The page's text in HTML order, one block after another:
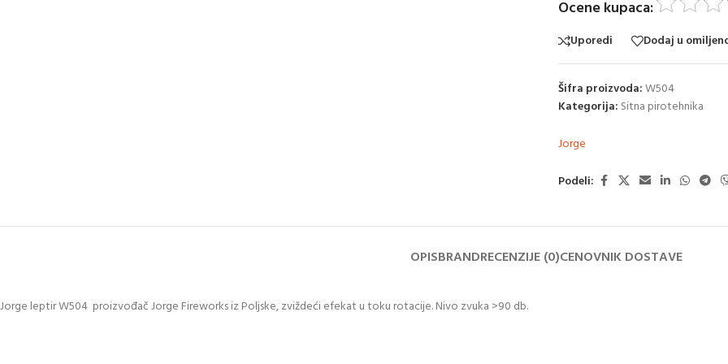
Ocene kupaca:
Uporedi Dodaj u
Šifra proizvoda:W504
Kategorija: Sitna pirotehnika
Jorge
Podeli:
OPISBRANDRECENZIJE (0)CENOVNIK DOSTAVE
Jorge leptir W504 proizvođač Jorge Fireworks iz Poljske, zviždeći efekat u toku rotacije. Nivo zvuka >90 db.